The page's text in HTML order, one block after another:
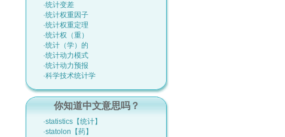
·统计变差
·统计权重因子
·统计权重定理
·统计权（重）
·统计（学）的
·统计动力模式
·统计动力预报
·科学技术统计学
你知道中文意思吗？
·statistics【统计】
·statolon【药】